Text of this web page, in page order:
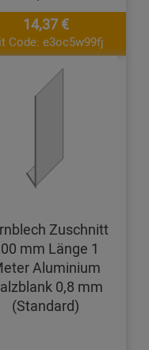
14,37 €
Code: e3oc5w99fj
Zuschnitt
mm Länge 1
Aluminium
0,8 mm
(Standard)